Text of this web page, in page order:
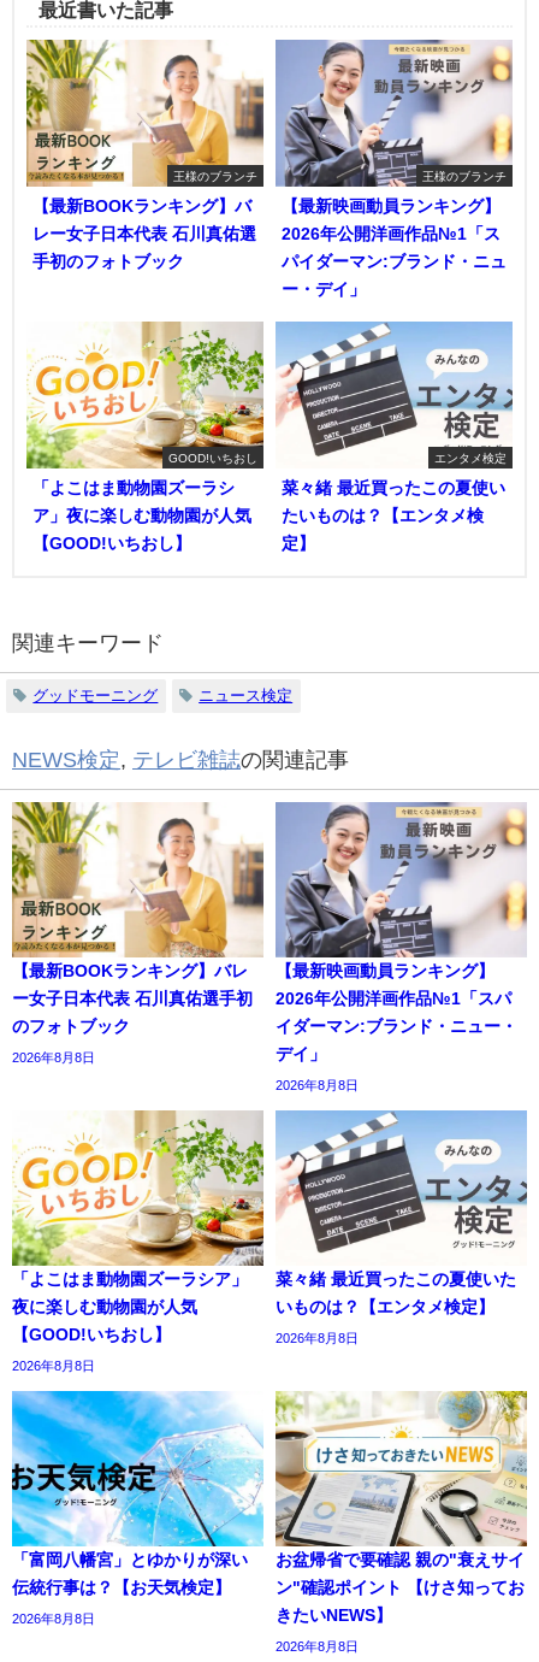
最近書いた記事
王様のブランチ
【最新BOOKランキング】バ
レー女子日本代表 石川真佑選
手初のフォトブック
王様のブランチ
【最新映画動員ランキング】
2026年公開洋画作品№1「ス
パイダーマン:ブランド・ニュ
ー・デイ」
GOOD!いちおし
「よこはま動物園ズーラシ
ア」夜に楽しむ動物園が人気
【GOOD!いちおし】
エンタメ検定
菜々緒 最近買ったこの夏使い
たいものは？【エンタメ検
定】
関連キーワード
グッドモーニング ニュース検定
NEWS検定 テレビ雑誌の関連記事
【最新BOOKランキング】バレ
ー女子日本代表 石川真佑選手初
のフォトブック
2026年8月8日
【最新映画動員ランキング】
2026年公開洋画作品№1「スパ
イダーマン:ブランド・ニュー・
デイ」
2026年8月8日
「よこはま動物園ズーラシア」
夜に楽しむ動物園が人気
【GOOD!いちおし】
2026年8月8日
菜々緒 最近買ったこの夏使いた
いものは？【エンタメ検定】
2026年8月8日
「富岡八幡宮」とゆかりが深い
伝統行事は？【お天気検定】
2026年8月8日
お盆帰省で要確認 親の"衰えサイ
ン"確認ポイント 【けさ知ってお
きたいNEWS】
2026年8月8日